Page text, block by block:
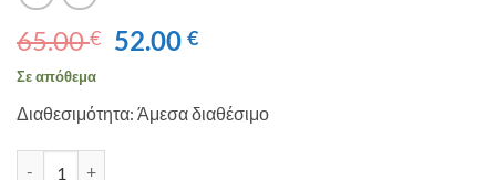
65.00€ Original
65.00 €.
52.00€Η
είναι:
Σε απόθεμα
Διαθεσιμότητα: Άμεσα διαθέσιμο